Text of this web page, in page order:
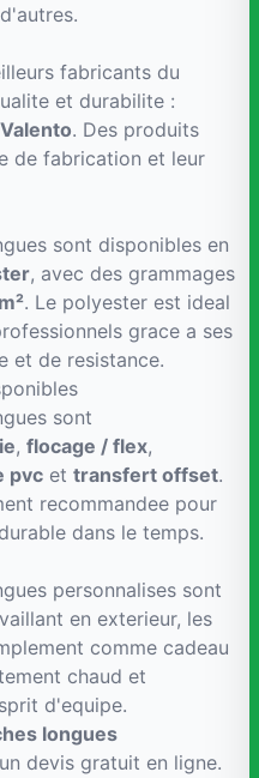
fabricants du
et durabilite :
Valento. Des produits
de fabrication et leur
sont disponibles en
, avec des grammages
. Le polyester est ideal
grace a ses
et de resistance.
sont
, flocage / flex,
pvc et transfert offset.
recommandee pour
dans le temps.
personnalises sont
en exterieur, les
comme cadeau
chaud et
d'equipe.
longues
devis gratuit en ligne.